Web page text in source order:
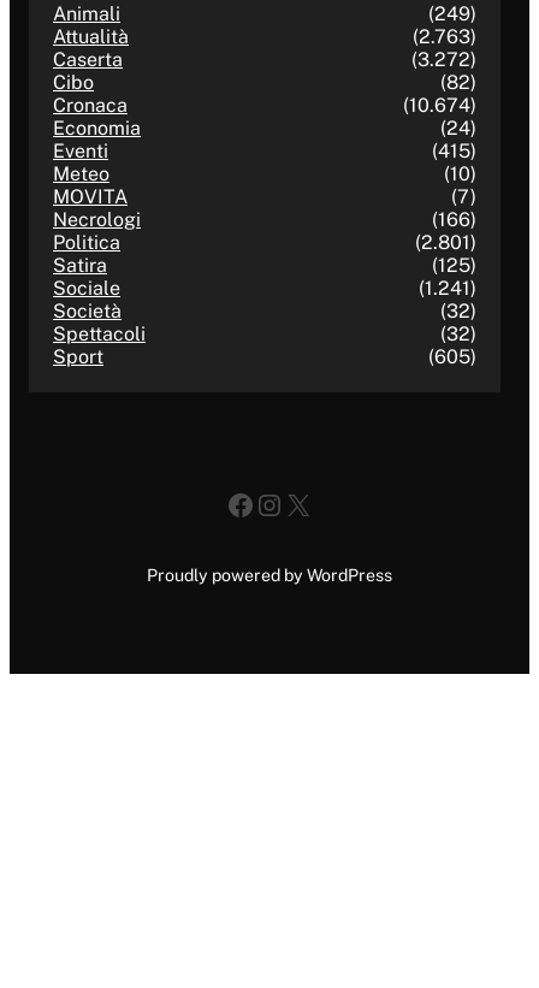
Animali
(249)
Attualità
(2.763)
Caserta
(3.272)
Cibo
(82)
Cronaca
(10.674)
Economia
(24)
Eventi
(415)
Meteo
(10)
MOVITA
(7)
Necrologi
(166)
Politica
(2.801)
Satira
(125)
Sociale
(1.241)
Società
(32)
Spettacoli
(32)
Sport
(605)
Facebook
Instagram
X
Proudly powered by WordPress